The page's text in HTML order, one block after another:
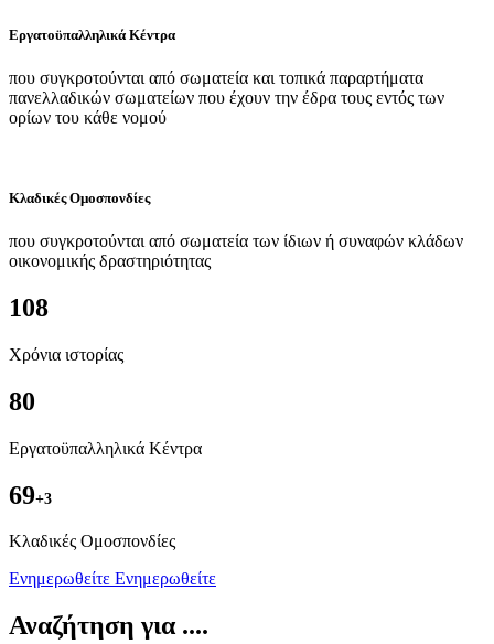
Εργατοϋπαλληλικά Κέντρα
που συγκροτούνται από σωματεία και τοπικά παραρτήματα
πανελλαδικών σωματείων που έχουν την έδρα τους εντός των
ορίων του κάθε νομού
Κλαδικές Ομοσπονδίες
που συγκροτούνται από σωματεία των ίδιων ή συναφών κλάδων
οικονομικής δραστηριότητας
108
Χρόνια ιστορίας
80
Εργατοϋπαλληλικά Κέντρα
69+3
Kλαδικές Ομοσπονδίες
Ενημερωθείτε Ενημερωθείτε
Αναζήτηση για ....